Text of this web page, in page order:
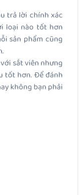
trả lời chính xác
loại nào tốt hơn
sản phẩm cũng
sắt viên nhưng
tốt hơn. Để đánh
không bạn phải